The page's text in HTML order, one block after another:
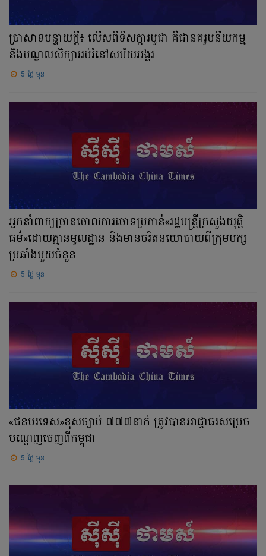
ប្រាសាទបន្ទាយក្ដី៖ លើសពីទីសក្ការបូជា គឺជានគរូបនីយកម្ម
និងមណ្ឌលសិក្សាអប់រំនៅសម័យអង្គរ
5 ថ្ងៃ មុន
អ្នកនាំពាក្យច្រានចោលការចោទប្រកាន់«រដ្ឋមន្ត្រីក្រសួងយុត្តិ
ធម៌»ដោយគ្មានមូលដ្ឋាន និងមានចរិតនយោបាយពីក្រុមបក្ស
ប្រឆាំងមួយចំនួន
5 ថ្ងៃ មុន
«ជនបរទេស»ខុសច្បាប់ ៧៧៧នាក់ ត្រូវបានអាជ្ញាធរសម្រេច
បណ្ដេញចេញពីកម្ពុជា
5 ថ្ងៃ មុន